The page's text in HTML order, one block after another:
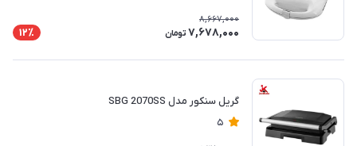
8,667,000
7,678,000 تومان 12٪
گریل سنکور مدل SBG 2070SS
5